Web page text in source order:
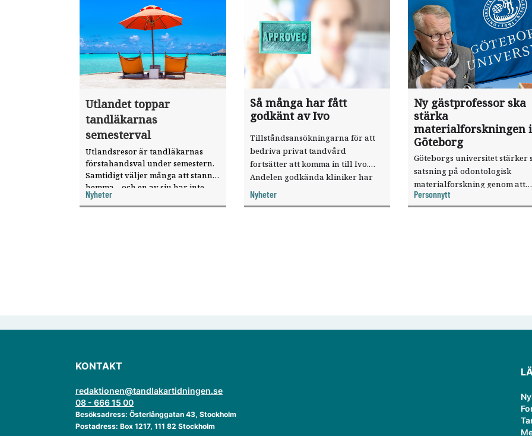
Utlandet toppar
tandläkarnas
semesterval
Utlandsresor är tandläkarnas
förstahandsval under semestern.
Samtidigt väljer många att stanna
hemma – och en av sju har inte
haft någon sommarledighet alls,
enligt "månadens fråga".
Nyheter
Så många har fått
godkänt av Ivo
Tillståndsansökningarna för att
bedriva privat tandvård
fortsätter att komma in till Ivo.
Andelen godkända kliniker har
ökat, visar nya siffror.
Nyheter
Ny gästprofessor ska
stärka
materialforskningen i
Göteborg
Göteborgs universitet stärker
satsning på odontologisk
materialforskning genom att
knyta forskaren Pekka
verksamheten som
Personnytt
KONTAKT
redaktionen@tandlakartidningen.se
08 - 666 15 00
Besöksadress: Österlånggatan 43, Stockholm
Postadress: Box 1217, 111 82 Stockholm